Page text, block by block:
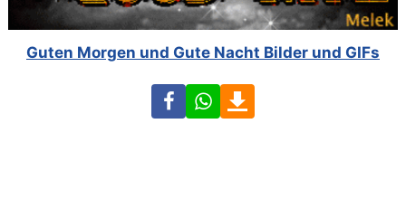
Guten Morgen und Gute Nacht Bilder und GIFs
FacebookWhatsApp